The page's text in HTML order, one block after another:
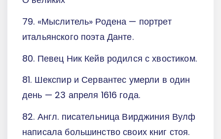
79. «Мыслитель» Родена — портрет
итальянского поэта Данте.
80. Певец Ник Кейв родился с хвостиком.
81. Шекспир и Сервантес умерли в один
день — 23 апреля 1616 года.
82. Англ. писательница Вирджиния Вулф
написала большинство своих книг стоя.